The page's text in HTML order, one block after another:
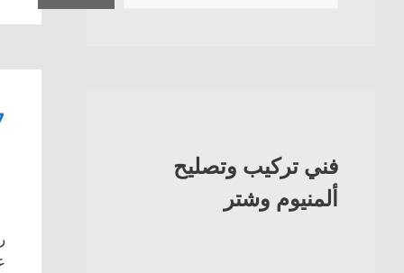
7
فني تركيب وتصليح
ألمنيوم وشتر